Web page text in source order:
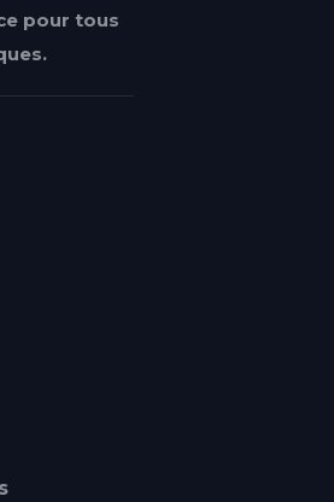
pour tous